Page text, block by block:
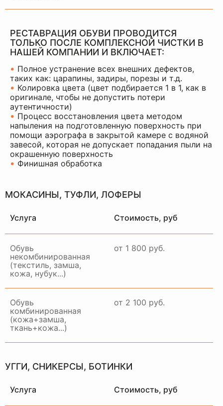
РЕСТАВРАЦИЯ ОБУВИ ПРОВОДИТСЯ
ТОЛЬКО ПОСЛЕ КОМПЛЕКСНОЙ ЧИСТКИ В
НАШЕЙ КОМПАНИИ И ВКЛЮЧАЕТ:
• Полное устранение всех внешних дефектов,
таких как: царапины, задиры, порезы и т.д.
• Колировка цвета (цвет подбирается 1 в 1, как в
оригинале, чтобы не допустить потери
аутентичности)
• Процесс восстановления цвета методом
напыления на подготовленную поверхность при
помощи аэрографа в закрытой камере с водяной
завесой, которая не допускает попадания пыли на
окрашенную поверхность
• Финишная обработка
МОКАСИНЫ, ТУФЛИ, ЛОФЕРЫ
Услуга Стоимость, руб
Обувь
некомбинированная
(текстиль, замша,
кожа, нубук...)
от 1 800 руб.
Обувь
комбинированная
(кожа+замша,
ткань+кожа...)
от 2 100 руб.
УГГИ, СНИКЕРСЫ, БОТИНКИ
Услуга Стоимость, руб
НАШОТДЕЛ
РАБОТАЕТ ПО ВСЕЙ
МОСКВЕ И МО